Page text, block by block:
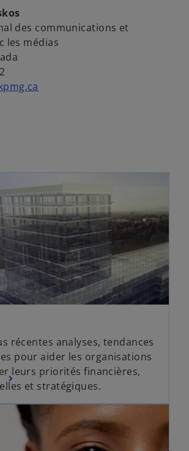
e
t
l
o
n
g
l
e
d
n
e
o
n
g
l
e
t
des communications et
les médias
récentes analyses, tendances
pour aider les organisations
leurs priorités financières,
et stratégiques.